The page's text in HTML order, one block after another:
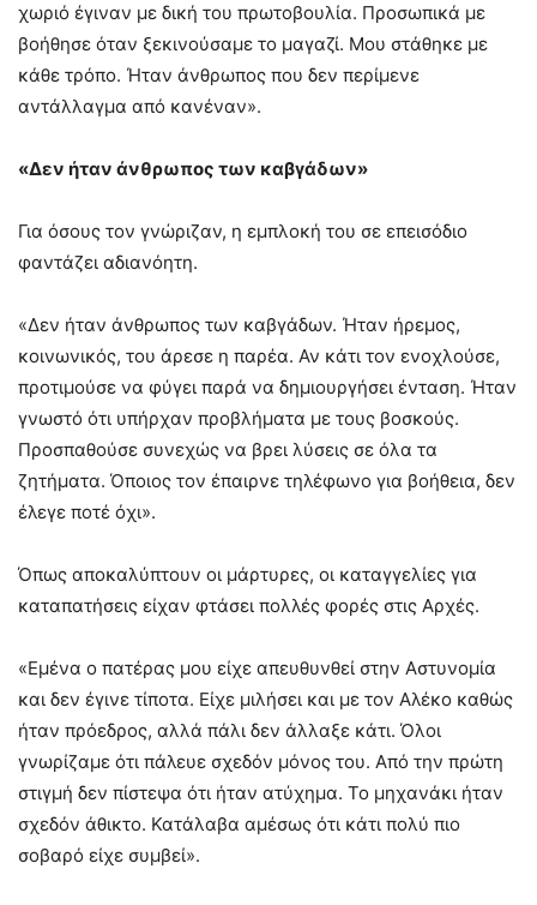
χωριό έγιναν με δική του πρωτοβουλία. Προσωπικά με
βοήθησε όταν ξεκινούσαμε το μαγαζί. Μου στάθηκε με
κάθε τρόπο. Ήταν άνθρωπος που δεν περίμενε
αντάλλαγμα από κανέναν».
«Δεν ήταν άνθρωπος των καβγάδων»
Για όσους τον γνώριζαν, η εμπλοκή του σε επεισόδιο
φαντάζει αδιανόητη.
«Δεν ήταν άνθρωπος των καβγάδων. Ήταν ήρεμος,
κοινωνικός, του άρεσε η παρέα. Αν κάτι τον ενοχλούσε,
προτιμούσε να φύγει παρά να δημιουργήσει ένταση. Ήταν
γνωστό ότι υπήρχαν προβλήματα με τους βοσκούς.
Προσπαθούσε συνεχώς να βρει λύσεις σε όλα τα
ζητήματα. Όποιος τον έπαιρνε τηλέφωνο για βοήθεια, δεν
έλεγε ποτέ όχι».
Όπως αποκαλύπτουν οι μάρτυρες, οι καταγγελίες για
καταπατήσεις είχαν φτάσει πολλές φορές στις Αρχές.
«Εμένα ο πατέρας μου είχε απευθυνθεί στην Αστυνομία
και δεν έγινε τίποτα. Είχε μιλήσει και με τον Αλέκο καθώς
ήταν πρόεδρος, αλλά πάλι δεν άλλαξε κάτι. Όλοι
γνωρίζαμε ότι πάλευε σχεδόν μόνος του. Από την πρώτη
στιγμή δεν πίστεψα ότι ήταν ατύχημα. Το μηχανάκι ήταν
σχεδόν άθικτο. Κατάλαβα αμέσως ότι κάτι πολύ πιο
σοβαρό είχε συμβεί».